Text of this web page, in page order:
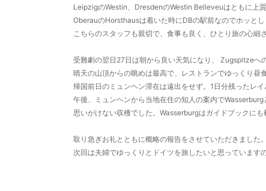
LeipzigのWestin、DresdenのWestin Belleveuはともに上質
OberauのHorsthausは着いた時にDBの駅前なのでホッとし
こちらのスタッフも親切で、食事も良く、ひとり旅の心細
受難劇の翌日27日は朝から良い天気になり、 Zugspitzeへ
晴天の山頂からの眺めは最高で、レストランでゆっくり昼
帰国前日のミュンヘン滞在は遠出をせず。1日分残ったレ
午後、ミュンヘンから当地在住の知人の案内で
思いがけない収穫でした。Wasserburgはガイドブックに
取り急ぎお礼とともに概略の報告をさせていただきました。
次回は夫婦でゆっくりとドイツを旅したいと思っています